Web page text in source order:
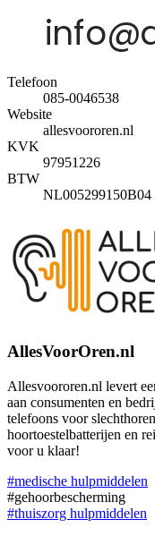
Telefoon
085-0046538
Website
allesvoororen.nl
KVK
97951226
BTW
NL005299150B04
AllesVoorOren.nl
Allesvoororen.nl levert
aan consumenten en
telefoons voor
hoortoestelbatterijen en
voor u klaar!
#medische hulpmiddelen
#gehoorbescherming
#thuiszorg hulpmiddelen